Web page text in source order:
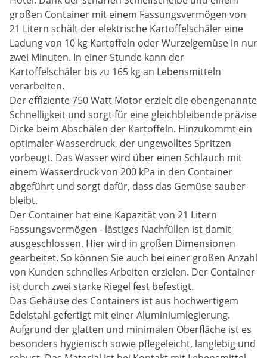
großen Container mit einem Fassungsvermögen von
21 Litern schält der elektrische Kartoffelschäler eine
Ladung von 10 kg Kartoffeln oder Wurzelgemüse in nur
zwei Minuten. In einer Stunde kann der
Kartoffelschäler bis zu 165 kg an Lebensmitteln
verarbeiten.
Der effiziente 750 Watt Motor erzielt die obengenannte
Schnelligkeit und sorgt für eine gleichbleibende präzise
Dicke beim Abschälen der Kartoffeln. Hinzukommt ein
optimaler Wasserdruck, der ungewolltes Spritzen
vorbeugt. Das Wasser wird über einen Schlauch mit
einem Wasserdruck von 200 kPa in den Container
abgeführt und sorgt dafür, dass das Gemüse sauber
bleibt.
Der Container hat eine Kapazität von 21 Litern
Fassungsvermögen - lästiges Nachfüllen ist damit
ausgeschlossen. Hier wird in großen Dimensionen
gearbeitet. So können Sie auch bei einer großen Anzahl
von Kunden schnelles Arbeiten erzielen. Der Container
ist durch zwei starke Riegel fest befestigt.
Das Gehäuse des Containers ist aus hochwertigem
Edelstahl gefertigt mit einer Aluminiumlegierung.
Aufgrund der glatten und minimalen Oberfläche ist es
besonders hygienisch sowie pflegeleicht, langlebig und